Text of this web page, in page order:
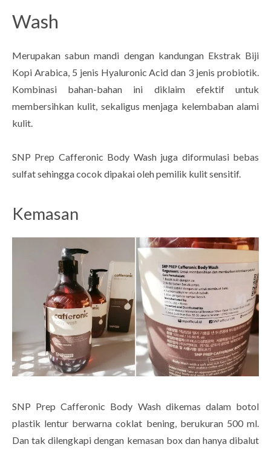
Wash
Merupakan sabun mandi dengan kandungan Ekstrak Biji
Kopi Arabica, 5 jenis Hyaluronic Acid dan 3 jenis probiotik.
Kombinasi bahan-bahan ini diklaim efektif untuk
membersihkan kulit, sekaligus menjaga kelembaban alami
kulit.
SNP Prep Cafferonic Body Wash juga diformulasi bebas
sulfat sehingga cocok dipakai oleh pemilik kulit sensitif.
Kemasan
SNP Prep Cafferonic Body Wash dikemas dalam botol
plastik lentur berwarna coklat bening, berukuran 500 ml.
Dan tak dilengkapi dengan kemasan box dan hanya dibalut